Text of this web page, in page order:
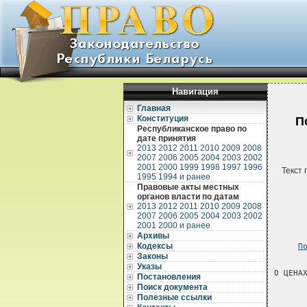
Навигация
Главная
Конституция
Республиканское право по
дате принятия
2013 2012 2011 2010 2009 2008
2007 2006 2005 2004 2003 2002
2001 2000 1999 1998 1997 1996
1995 1994 и ранее
Правовые акты местных
органов власти по датам
2013 2012 2011 2010 2009 2008
2007 2006 2005 2004 2003 2002
2001 2000 и ранее
Архивы
Кодексы
Законы
Указы
Постановления
Поиск документа
Полезные ссылки
Текст